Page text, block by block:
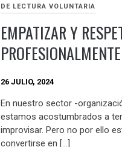
DE LECTURA VOLUNTARIA
EMPATIZAR Y
PROFESIONALMENTE
26 JULIO, 2024
En nuestro sector -
estamos acostumbrados a
improvisar. Pero no por ello
convertirse en […]